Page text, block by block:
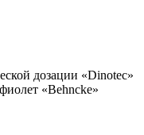
дозации «Dinotec»
«Behncke»